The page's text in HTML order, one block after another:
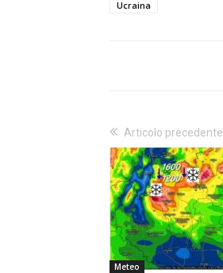
Ucraina
Articolo precedente
Meteo